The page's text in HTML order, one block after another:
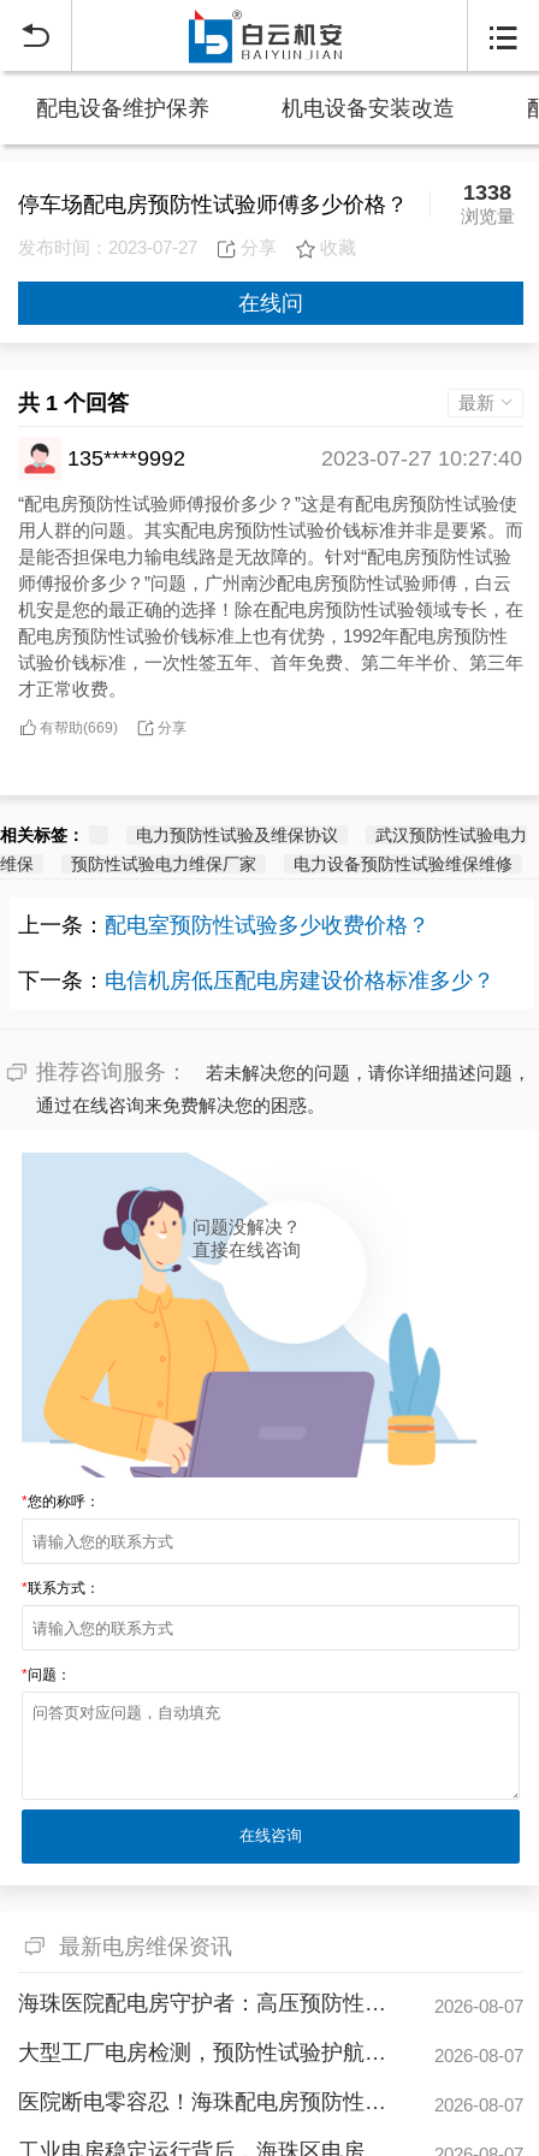
 
配电设备维护保养 机电设备安装改造
停车场配电房预防性试验师傅多少价格？ 1338
浏览量
发布时间：2023-07-27
分享 收藏
在线问
共 1 个回答 最新
135****9992 2023-07-27 10:27:40
“配电房预防性试验师傅报价多少？”这是有配电房预防性试验使
用人群的问题。其实配电房预防性试验价钱标准并非是要紧。而
是能否担保电力输电线路是无故障的。针对“配电房预防性试验
师傅报价多少？”问题，广州南沙配电房预防性试验师傅，白云
机安是您的最正确的选择！除在配电房预防性试验领域专长，在
配电房预防性试验价钱标准上也有优势，1992年配电房预防性
试验价钱标准，一次性签五年、首年免费、第二年半价、第三年
才正常收费。
有帮助(669) 分享
相关标签： 电力预防性试验及维保协议
武汉预防性试验电力
维保
预防性试验电力维保厂家 电力设备预防性试验维保维修
上一条： 配电室预防性试验多少收费价格？
下一条： 电信机房低压配电房建设价格标准多少？
推荐咨询服务：
若未解决您的问题，请你详细描述问题，
通过在线咨询来免费解决您的困惑。
问题没解决？
直接在线咨询
*您的称呼：
*联系方式：
*问题：
最新电房维保资讯
海珠医院配电房守护者：高压预防性试验如何规避呼吸机停摆风险 2026-08-07
大型工厂电房检测，预防性试验护航24h连续生产 2026-08-07
医院断电零容忍！海珠配电房预防性检测如何守住生命线？ 2026-08-07